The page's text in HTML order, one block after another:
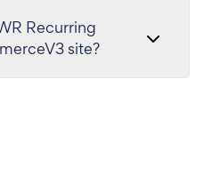
Recurring
site?